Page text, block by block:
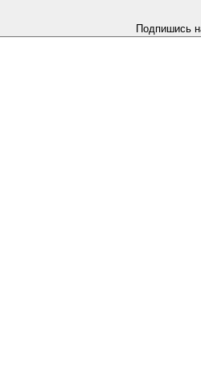
Подпишись